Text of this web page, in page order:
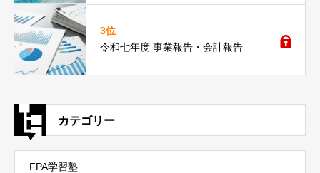
3位
令和七年度 事業報告・会計報告
カテゴリー
FPA学習塾